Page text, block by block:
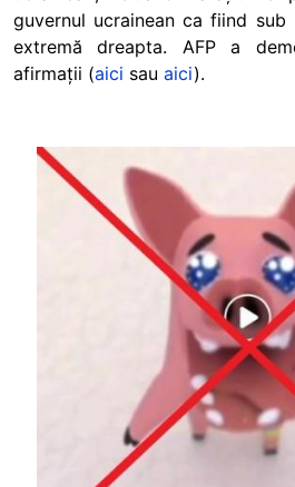
guvernul ucrainean ca fiind
extremă dreapta. AFP a
afirmații (aici sau aici).
Image